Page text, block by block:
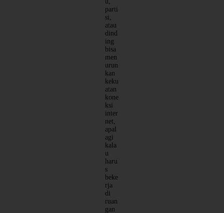
parti
si,
atau
dind
ing
bisa
men
urun
kan
keku
atan
kone
ksi
inter
net,
apal
agi
kala
u
haru
s
beke
rja
di
ruan
gan